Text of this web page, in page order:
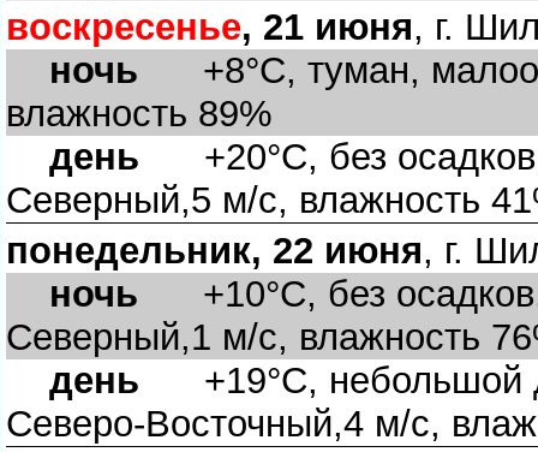
оскресенье, 21 июня, г.
ночь +8°C, туман,
лажность 89%
день +20°C, без
Северный,5 м/с, влажность
понедельник, 22 июня, г.
ночь +10°C, без
Северный,1 м/с, влажность
день +19°C, небольшой
Северо-Восточный,4 м/с,